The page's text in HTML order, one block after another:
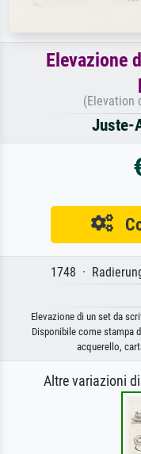
Elevazione
(Elevation
Juste-
1748 ·
Elevazione di un set da
Disponibile come stampa
acquerello,
Altre variazioni